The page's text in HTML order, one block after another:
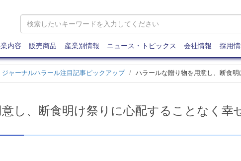
内容 販売商品 産業別情報 ニュース・トピックス 会社情報 採用
ジャーナルハラール注目記事ピックアップ ハラールな贈り物を用意し、断食
し、断食明け祭りに心配することなく幸